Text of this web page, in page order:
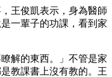
王俊凱表示，身為醫師
一輩子的功課，看到家
解的東西。」不管是家
教課書上沒有教的。王